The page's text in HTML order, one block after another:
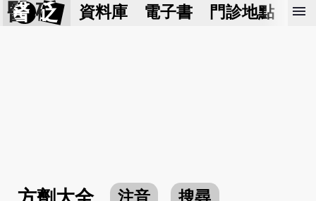
醫 砭 資料庫 電子書 門診地點 預
menu
注音 搜尋